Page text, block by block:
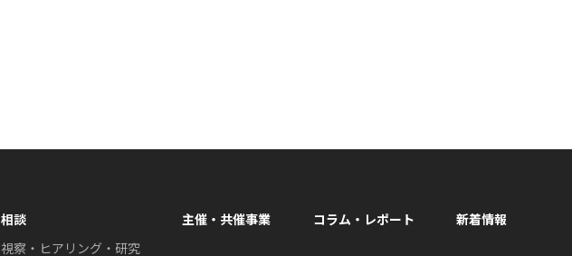
相談
視察・ヒアリング・研究
主催・共催事業 コラム・レポート 新着情報